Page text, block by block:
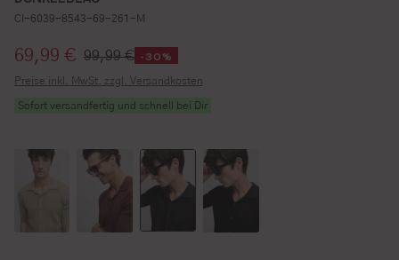
CI-6039-8543-69-261-M
Verkaufspreis:
69,99 € 99,99 € -30%
Preise inkl. MwSt. zzgl. Versandkosten
Sofort versandfertig und schnell bei Dir